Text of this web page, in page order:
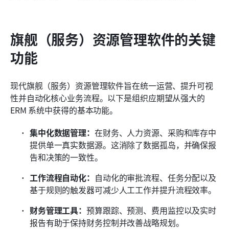
旗舰（服务）资源管理软件的关键
功能
现代旗舰（服务）资源管理软件旨在统一运营、提升可视
性并自动化核心业务流程。以下是组织应期望从强大的
ERM 系统中获得的基本功能。
集中化数据管理： 在财务、人力资源、采购和库存中
提供单一真实数据源。这消除了数据孤岛，并确保报
告和决策的一致性。
工作流程自动化： 自动化的审批流程、任务分配以及
基于规则的触发器可减少人工工作并提升流程效率。
财务管理工具：预算跟踪、预测、费用监控以及实时
报告有助于保持财务控制并改善战略规划。